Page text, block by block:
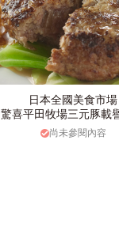
日本全國美食市場
驚喜平田牧場三元豚載
尚未參閱內容